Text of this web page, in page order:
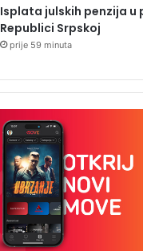
Isplata julskih penzija u
Republici Srpskoj
prije 59 minuta